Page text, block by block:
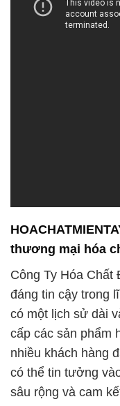
thương mại hóa
Công Ty Hóa
đáng tin cậy trong
có một lịch sử dài
cấp các sản phẩm
nhiều khách hàng
có thể tin tưởng
sâu rộng và cam